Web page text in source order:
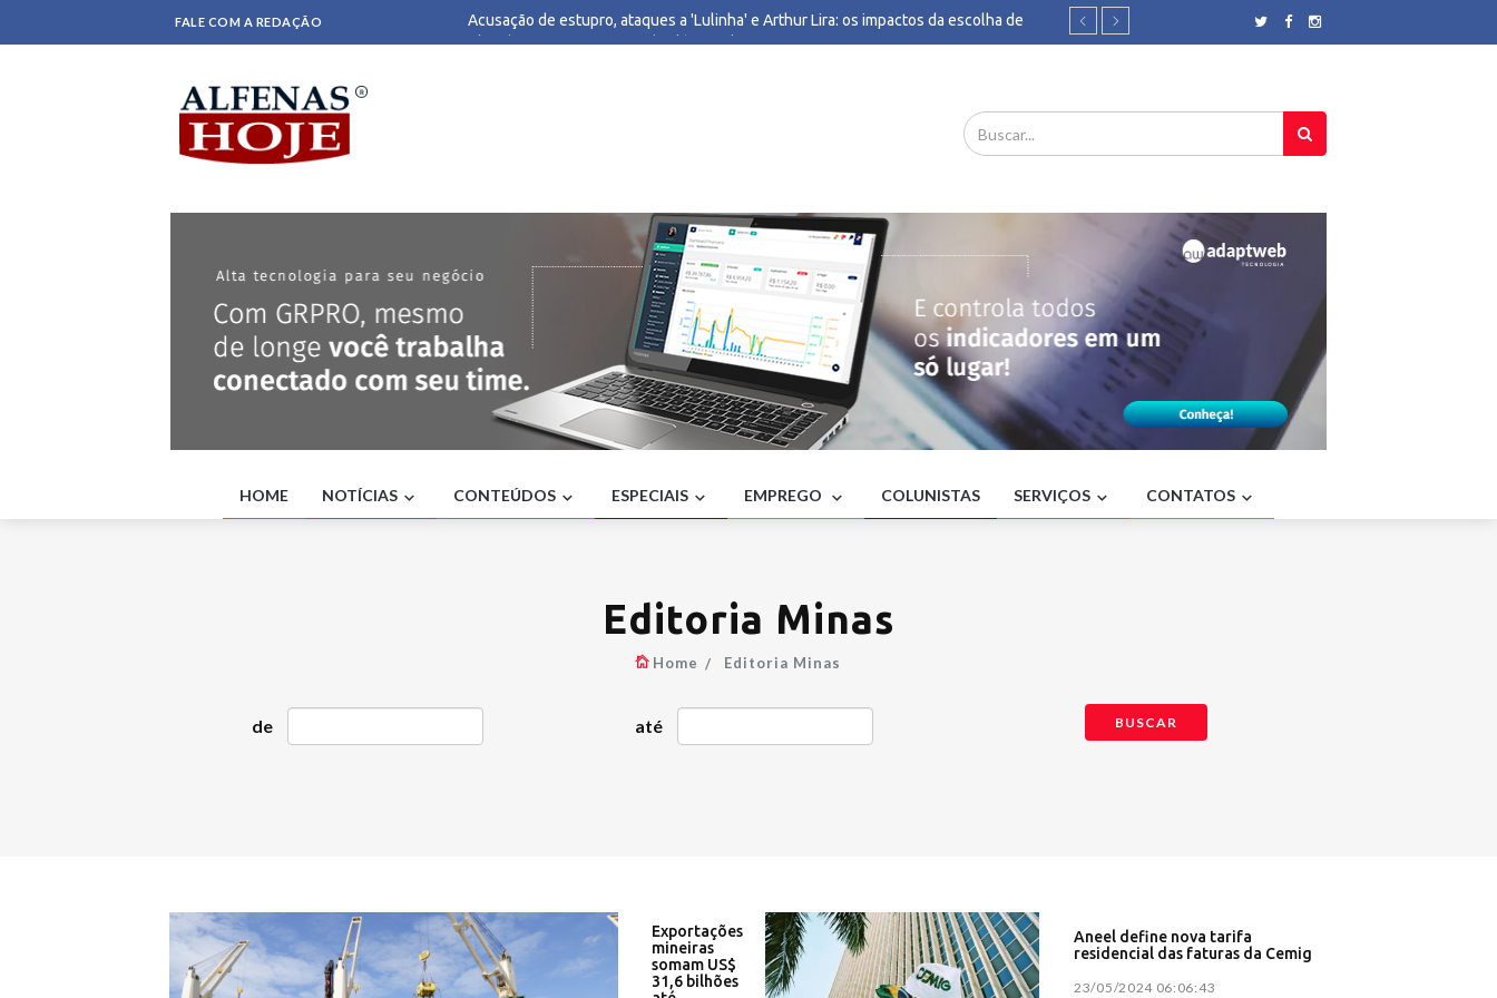
FALE COM A REDAÇÃO
Acusação de estupro, ataques a 'Lulinha' e Arthur Lira: os impactos da escolha de
Alfredo Gaspar como vice de Flávio Bolsonaro - BBC
Funcionários da CPTM decidem encerrar greve nas linhas 11, 12 e 13; operação será
Lula e Alcolumbre se reúnem em jantar promovido por Moraes após mais de 3 meses
de distanciamento - Estadão
Defesa Civil monta gabinete de crise e alerta para ventos de até 100 km/h em SP a
partir desta quinta - G1
Voepass: no voo anterior ao acidente, já com os tripulantes que morreram na tragédia,
alerta de falha no sistema de degelo da asa direita tocou 8 vezes - G1
Traficantes tinham fábrica de dinheiro no Complexo da Maré - O GLOBO
Os números da nova pesquisa Quaest para a Presidência em 1º turno - CartaCapital
Lula é o único candidato à Presidência apoiado por outros partidos - Poder360
Saldo positivo na aprovação de Lula atenua má notícia da Quaest para campanha, mas
pesquisa tem sinais de alerta - O GLOBO
GLOBO
Após 40 anos de mandatos, Aécio desiste de disputar eleição em 2026 - Poder360
À espera de Cleitinho, PL prepara candidatura própria se houver negativa do
Amiga de Michelle Bolsonaro e ex-miss, vice de Douglas Ruas acumula falas polêmicas
Salário mínimo 2027: veja quanto o governo vai pagar - A TARDE
Lula sanciona, sem vetos, lei que cria filtro da relevância no STJ - Consultor Jurídico
ao Ceará: 'Veio encher o saco aqui' - O GLOBO
PT acende alerta após ex-sócio de Vorcaro decidir falar e mudar defesa - Metrópoles
Salário da PM do Espírito Santo é o segundo menor do Sudeste - Folha Vitória
Mão aberta e punho cerrado: entenda sinal de socorro que salvou vítima de violência
HOME NOTÍCIAS CONTEÚDOS ESPECIAIS EMPREGO COLUNISTAS SERVIÇOS CONTATOS
Editoria Minas
Home Editoria Minas
de até BUSCAR
Exportações
mineiras
somam US$
31,6 bilhões
Aneel define nova tarifa
residencial das faturas da Cemig
23/05/2024 06:06:43